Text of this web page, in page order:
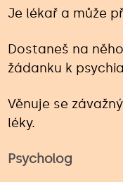
Je lékař a může
Dostaneš na
žádanku k
Věnuje se
léky.
Psycholog